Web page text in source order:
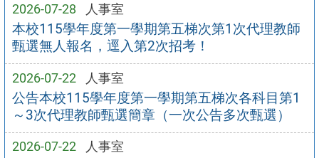
2026-07-28 人事室
本校115學年度第一學期第五梯次第1次代理教師
甄選無人報名，逕入第2次招考！
2026-07-22 人事室
公告本校115學年度第一學期第五梯次各科目第1
～3次代理教師甄選簡章（一次公告多次甄選）
2026-07-22 人事室